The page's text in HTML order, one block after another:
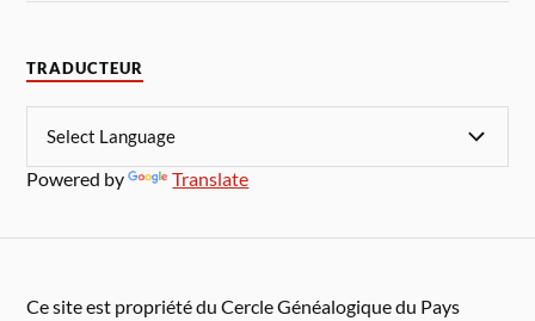
TRADUCTEUR
Powered by Translate
Ce site est propriété du Cercle Généalogique du Pays